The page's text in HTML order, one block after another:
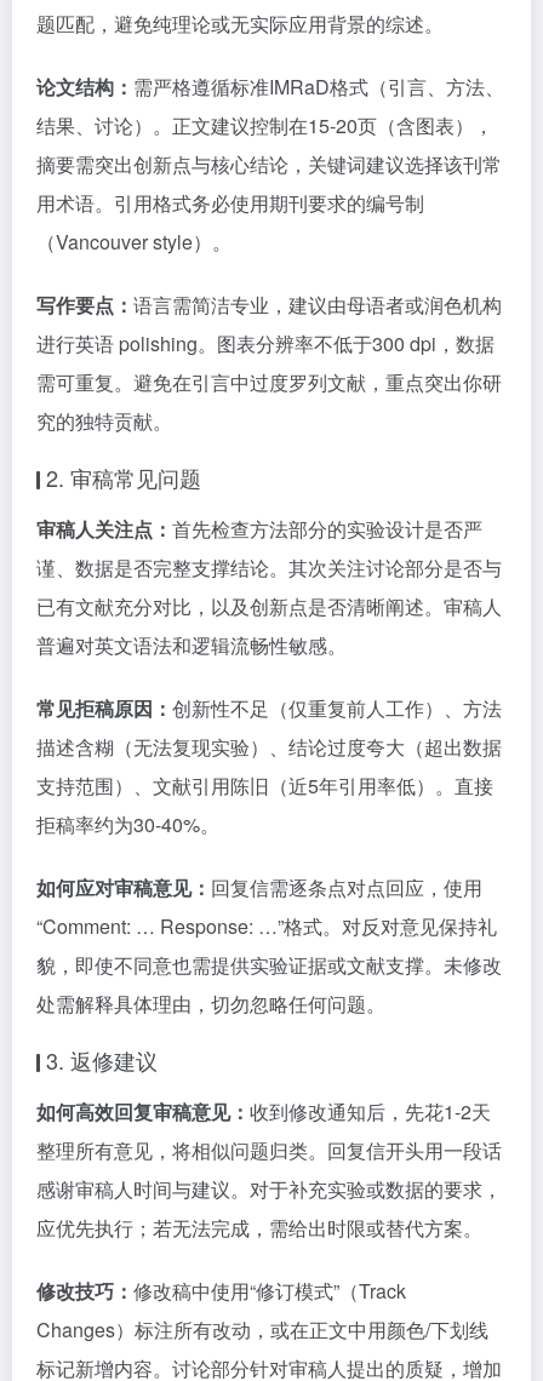
题匹配，避免纯理论或无实际应用背景的综述。
论文结构： 需严格遵循标准IMRaD格式（引言、方法、
结果、讨论）。正文建议控制在15-20页（含图表），
摘要需突出创新点与核心结论，关键词建议选择该刊常
用术语。引用格式务必使用期刊要求的编号制
（Vancouver style）。
写作要点： 语言需简洁专业，建议由母语者或润色机构
进行英语 polishing。图表分辨率不低于300 dpi，数据
需可重复。避免在引言中过度罗列文献，重点突出你研
究的独特贡献。
2. 审稿常见问题
审稿人关注点： 首先检查方法部分的实验设计是否严
谨、数据是否完整支撑结论。其次关注讨论部分是否与
已有文献充分对比，以及创新点是否清晰阐述。审稿人
普遍对英文语法和逻辑流畅性敏感。
常见拒稿原因： 创新性不足（仅重复前人工作）、方法
描述含糊（无法复现实验）、结论过度夸大（超出数据
支持范围）、文献引用陈旧（近5年引用率低）。直接
拒稿率约为30-40%。
如何应对审稿意见： 回复信需逐条点对点回应，使用
“Comment: … Response: …”格式。对反对意见保持礼
貌，即使不同意也需提供实验证据或文献支撑。未修改
处需解释具体理由，切勿忽略任何问题。
3. 返修建议
如何高效回复审稿意见： 收到修改通知后，先花1-2天
整理所有意见，将相似问题归类。回复信开头用一段话
感谢审稿人时间与建议。对于补充实验或数据的要求，
应优先执行；若无法完成，需给出时限或替代方案。
修改技巧： 修改稿中使用“修订模式”（Track
Changes）标注所有改动，或在正文中用颜色/下划线
标记新增内容。讨论部分针对审稿人提出的质疑，增加